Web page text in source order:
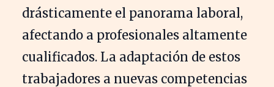
drásticamente el panorama laboral,
afectando a profesionales altamente
cualificados. La adaptación de estos
trabajadores a nuevas competencias